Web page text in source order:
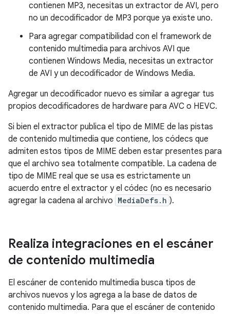
contienen MP3, necesitas un extractor de AVI, pero
no un decodificador de MP3 porque ya existe uno.
Para agregar compatibilidad con el framework de
contenido multimedia para archivos AVI que
contienen Windows Media, necesitas un extractor
de AVI y un decodificador de Windows Media.
Agregar un decodificador nuevo es similar a agregar tus
propios decodificadores de hardware para AVC o HEVC.
Si bien el extractor publica el tipo de MIME de las pistas
de contenido multimedia que contiene, los códecs que
admiten estos tipos de MIME deben estar presentes para
que el archivo sea totalmente compatible. La cadena de
tipo de MIME real que se usa es estrictamente un
acuerdo entre el extractor y el códec (no es necesario
agregar la cadena al archivo MediaDefs.h ).
Realiza integraciones en el escáner
de contenido multimedia
El escáner de contenido multimedia busca tipos de
archivos nuevos y los agrega a la base de datos de
contenido multimedia. Para que el escáner de contenido